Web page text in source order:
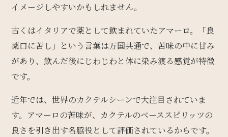
イメージしやすいかもしれません。
古くはイタリアで薬として飲まれていたアマーロ。「良
薬口に苦し」という言葉は万国共通で、苦味の中に甘み
があり、飲んだ後にじわじわと体に染み渡る感覚が特徴
です。
近年では、世界のカクテルシーンで大注目されていま
す。アマーロの苦味が、カクテルのベーススピリッツの
良さを引き出す名脇役として評価されているからです。